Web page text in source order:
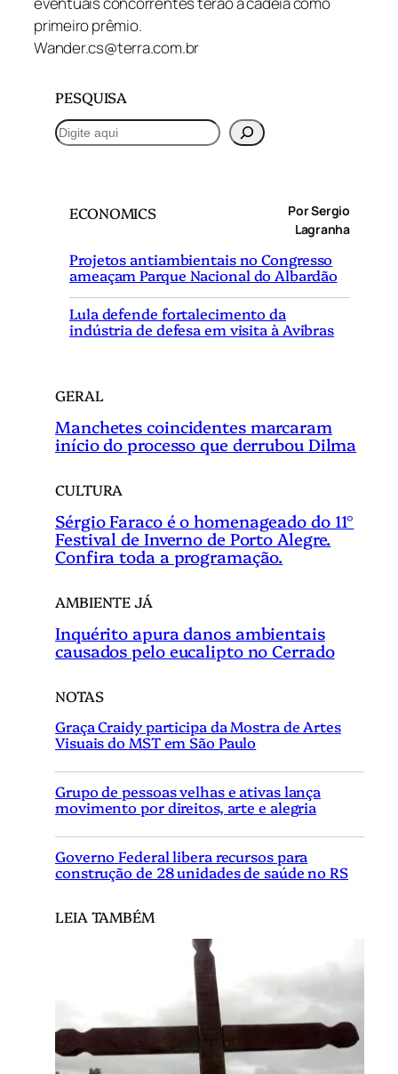
primeiro prêmio.
Wander.cs@terra.com.br
PESQUISA
P
e
ECONOMICS
Por Sergio
Lagranha
Projetos antiambientais no Congresso
ameaçam Parque Nacional do Albardão
Lula defende fortalecimento da
indústria de defesa em visita à Avibras
GERAL
Manchetes coincidentes marcaram
início do processo que derrubou Dilma
CULTURA
Sérgio Faraco é o homenageado do 11°
Festival de Inverno de Porto Alegre.
Confira toda a programação.
AMBIENTE JÁ
Inquérito apura danos ambientais
causados pelo eucalipto no Cerrado
NOTAS
Graça Craidy participa da Mostra de Artes
Visuais do MST em São Paulo
Grupo de pessoas velhas e ativas lança
movimento por direitos, arte e alegria
Governo Federal libera recursos para
construção de 28 unidades de saúde no RS
LEIA TAMBÉM